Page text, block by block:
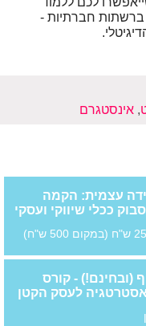
ברשתות חברתיות -
, אינסטגרם
עצמית: הקמה
ככלי שיווקי ועסקי
(ובחינם!) - קורס
לעסק הקטן